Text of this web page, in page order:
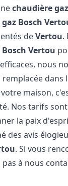
chaudière
Bosch
deVertou.
Vertou
nous
dans
maison,
Nos tarifs
la paix
des avis
. Si vous
à nous